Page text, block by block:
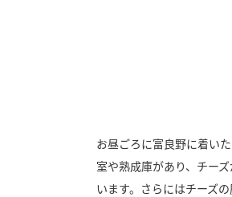
お昼ごろに富良野に着い
室や熟成庫があり、チー
います。さらにはチーズ